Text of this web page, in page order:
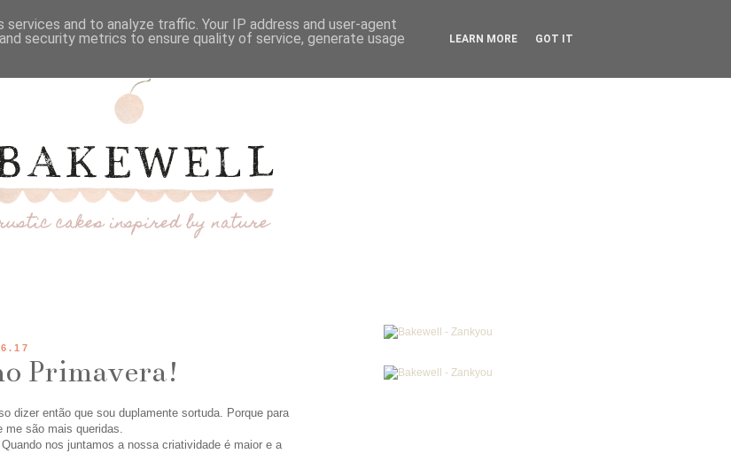
Primavera!
dizer então que sou duplamente sortuda. Porque para
me são mais queridas.
nos juntamos a nossa criatividade é maior e a
and to analyze traffic. Your IP address and user-agent
security metrics to ensure quality of service, generate usage
LEARN MORE GOT IT